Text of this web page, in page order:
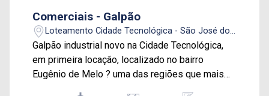
Comerciais - Galpão
Loteamento Cidade Tecnológica - São José dos
Campos/SP
Galpão industrial novo na Cidade Tecnológica,
em primeira locação, localizado no bairro
Eugênio de Melo ? uma das regiões que mais